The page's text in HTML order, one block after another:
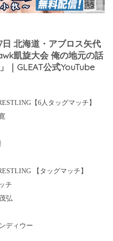
日 北海道・アブロス矢代
凱旋大会 俺の地元の話
｜GLEAT公式YouTube
【6人タッグマッチ】
【タッグマッチ】
チ
弘
ディウー